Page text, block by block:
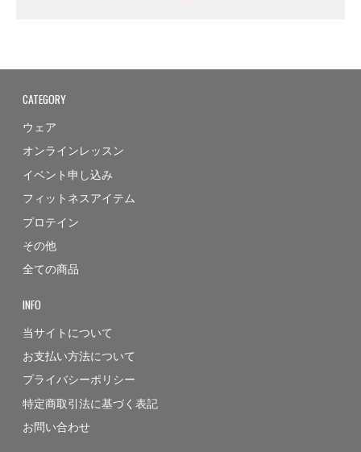
CATEGORY
ウェア
オンラインレッスン
イベント申し込み
フィットネスアイテム
プロテイン
その他
全ての商品
INFO
当サイトについて
お支払い方法について
プライバシーポリシー
特定商取引法に基づく表記
お問い合わせ